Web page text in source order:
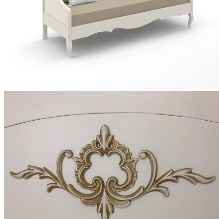
Кровати полутороспальные с подъемным
Зеркала
Комоды
Кровати двуспальные
Кровати металлические
Кровати односпальные
Кровати полутороспальные
Шкафы для одежды
Антресоли на шкаф
Полки и ящики в шкаф для одежды
Шкаф 1-дверный для одежды и белья
Шкафы 2-х дверные для одежды и белья
Шкафы 3-х дверные для одежды и белья
Шкафы 4-х дверные для одежды и белья
Шкафы 5-ти дверные для одежды и белья
Шкафы 6-ти дверные для одежды и белья
Шкафы купе для одежды и белья
Шкафы угловые для одежды и белья